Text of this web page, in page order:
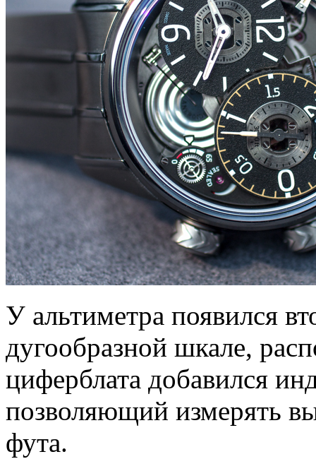
У альтиметра появился
дугообразной шкале,
циферблата добавился
позволяющий измерять
фута.